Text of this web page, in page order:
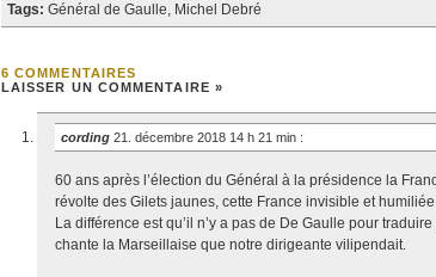
Tags: Général de Gaulle, Michel Debré
6 COMMENTAIRES
LAISSER UN COMMENTAIRE »
cording 21. décembre 2018 14 h 21 min :
60 ans après l’élection du Général à la présidence la
révolte des Gilets jaunes, cette France invisible et
La différence est qu’il n’y a pas de De Gaulle pour
chante la Marseillaise que notre dirigeante vilipendait.